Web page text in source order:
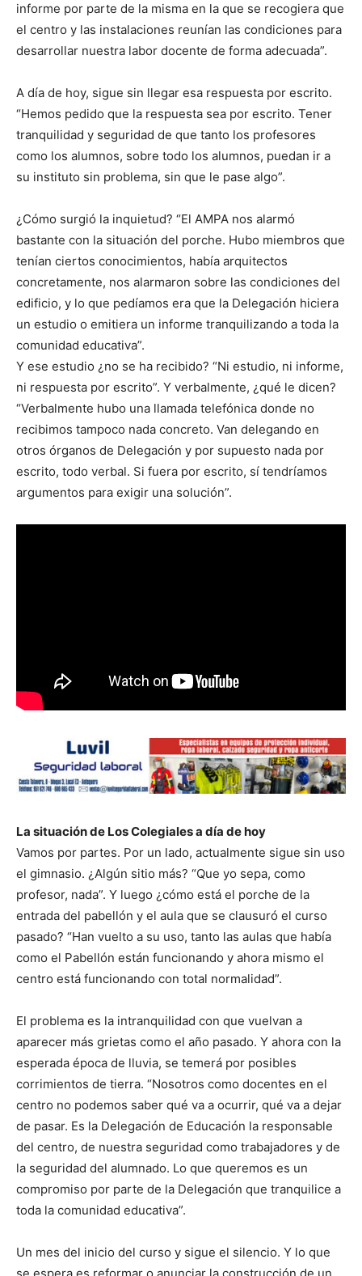
informe por parte de la misma en la que se recogiera que
el centro y las instalaciones reunían las condiciones para
desarrollar nuestra labor docente de forma adecuada”.
A día de hoy, sigue sin llegar esa respuesta por escrito.
“Hemos pedido que la respuesta sea por escrito. Tener
tranquilidad y seguridad de que tanto los profesores
como los alumnos, sobre todo los alumnos, puedan ir a
su instituto sin problema, sin que le pase algo”.
¿Cómo surgió la inquietud? “El AMPA nos alarmó
bastante con la situación del porche. Hubo miembros que
tenían ciertos conocimientos, había arquitectos
concretamente, nos alarmaron sobre las condiciones del
edificio, y lo que pedíamos era que la Delegación hiciera
un estudio o emitiera un informe tranquilizando a toda la
comunidad educativa”.
Y ese estudio ¿no se ha recibido? “Ni estudio, ni informe,
ni respuesta por escrito”. Y verbalmente, ¿qué le dicen?
“Verbalmente hubo una llamada telefónica donde no
recibimos tampoco nada concreto. Van delegando en
otros órganos de Delegación y por supuesto nada por
escrito, todo verbal. Si fuera por escrito, sí tendríamos
argumentos para exigir una solución”.
La situación de Los Colegiales a día de hoy
Vamos por partes. Por un lado, actualmente sigue sin uso
el gimnasio. ¿Algún sitio más? “Que yo sepa, como
profesor, nada”. Y luego ¿cómo está el porche de la
entrada del pabellón y el aula que se clausuró el curso
pasado? “Han vuelto a su uso, tanto las aulas que había
como el Pabellón están funcionando y ahora mismo el
centro está funcionando con total normalidad”.
El problema es la intranquilidad con que vuelvan a
aparecer más grietas como el año pasado. Y ahora con la
esperada época de lluvia, se temerá por posibles
corrimientos de tierra. “Nosotros como docentes en el
centro no podemos saber qué va a ocurrir, qué va a dejar
de pasar. Es la Delegación de Educación la responsable
del centro, de nuestra seguridad como trabajadores y de
la seguridad del alumnado. Lo que queremos es un
compromiso por parte de la Delegación que tranquilice a
toda la comunidad educativa”.
Un mes del inicio del curso y sigue el silencio. Y lo que